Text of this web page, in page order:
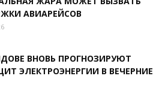
АВИАРЕЙСОВ
ВНОВЬ ПРОГНОЗИРУЮТ
ЭЛЕКТРОЭНЕРГИИ В ВЕЧЕРНИЕ